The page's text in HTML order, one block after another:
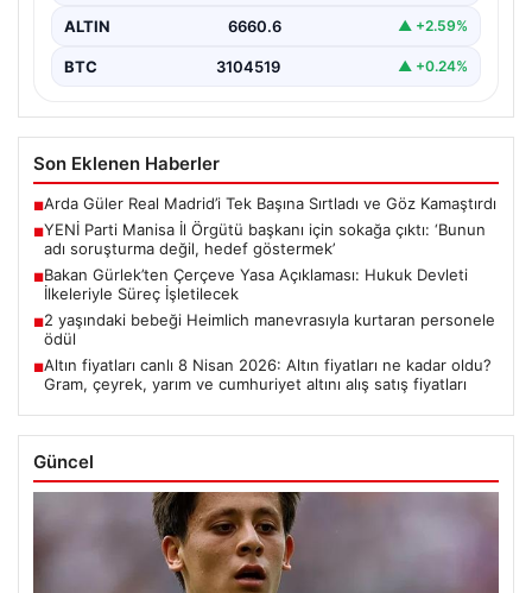
ALTIN 6660.6 ▲ +2.59%
BTC 3104519 ▲ +0.24%
Son Eklenen Haberler
■Arda Güler Real Madrid’i Tek Başına Sırtladı ve Göz Kamaştırdı
■YENİ Parti Manisa İl Örgütü başkanı için sokağa çıktı: ‘Bunun
adı soruşturma değil, hedef göstermek’
■Bakan Gürlek’ten Çerçeve Yasa Açıklaması: Hukuk Devleti
İlkeleriyle Süreç İşletilecek
■2 yaşındaki bebeği Heimlich manevrasıyla kurtaran personele
ödül
■Altın fiyatları canlı 8 Nisan 2026: Altın fiyatları ne kadar oldu?
Gram, çeyrek, yarım ve cumhuriyet altını alış satış fiyatları
Güncel